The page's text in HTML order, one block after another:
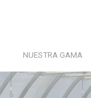
NUESTRA GAMA